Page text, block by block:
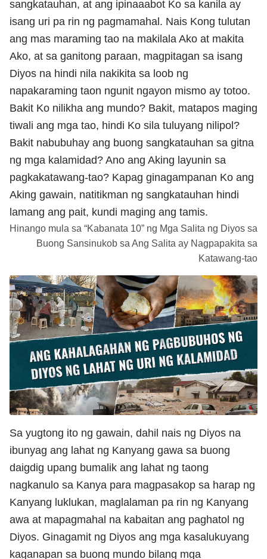
sangkatauhan, at ang ipinaaabot Ko sa kanila ay
isang uri pa rin ng pagmamahal. Nais Kong tulutan
ang mas maraming tao na makilala Ako at makita
Ako, at sa ganitong paraan, magpitagan sa isang
Diyos na hindi nila nakikita sa loob ng
napakaraming taon ngunit ngayon mismo ay totoo.
Bakit Ko nilikha ang mundo? Bakit, matapos maging
tiwali ang mga tao, hindi Ko sila tuluyang nilipol?
Bakit nabubuhay ang buong sangkatauhan sa gitna
ng mga kalamidad? Ano ang Aking layunin sa
pagkakatawang-tao? Kapag ginagampanan Ko ang
Aking gawain, natitikman ng sangkatauhan hindi
lamang ang pait, kundi maging ang tamis.
Hinango mula sa “Kabanata 10” ng Mga Salita ng Diyos sa
Buong Sansinukob sa Ang Salita ay Nagpapakita sa
Katawang-tao
Sa yugtong ito ng gawain, dahil nais ng Diyos na
ibunyag ang lahat ng Kanyang gawa sa buong
daigdig upang bumalik ang lahat ng taong
nagkanulo sa Kanya para magpasakop sa harap ng
Kanyang luklukan, maglalaman pa rin ng Kanyang
awa at mapagmahal na kabaitan ang paghatol ng
Diyos. Ginagamit ng Diyos ang mga kasalukuyang
kaganapan sa buong mundo bilang mga